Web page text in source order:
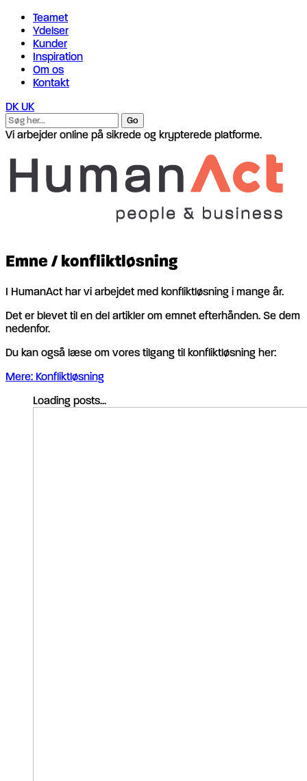
Teamet
Ydelser
Kunder
Inspiration
Om os
Kontakt
DK UK
Vi arbejder online på sikrede og krypterede platforme.
Emne /konfliktløsning
I HumanAct har vi arbejdet med konfliktløsning i mange år.
Det er blevet til en del artikler om emnet efterhånden. Se dem
nedenfor.
Du kan også læse om vores tilgang til konfliktløsning her:
Mere: Konfliktløsning
Loading posts...